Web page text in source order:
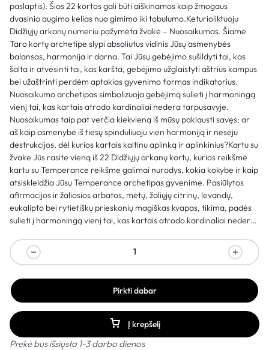
paslaptis). Šios 22 kortos gali būti aiškinamos kaip žmogaus
dvasinio augimo kelias nuo gimimo iki tobulumo.Keturioliktuoju
Didžiųjų arkanų numeriu pažymėta žvakė – Nuosaikumas. Šiame
Taro kortų archetipe slypi absoliutus vidinis Jūsų asmenybės
balansas, harmonija ir darna. Tai Jūsų gebėjimo sušildyti tai, kas
šalta ir atvėsinti tai, kas karšta, gebėjimo užglaistyti aštrius kampus
bei užaštrinti perdėm aptakias gyvenimo formas indikatorius.
Nuosaikumo archetipas simbolizuoja gebėjimą sulieti į harmoningą
vienį tai, kas kartais atrodo kardinaliai nedera tarpusavyje.
Nuosaikumas taip pat verčia kiekvieną iš mūsų paklausti savęs: ar
aš kaip asmenybė iš tiesų spinduliuoju vien harmoniją ir nesėju
destrukcijos, dėl kurios kartais kaltinu aplinką ir aplinkinius?Kartu su
žvake Jūs rasite vieną iš 22 Didžiųjų arkanų kortų, kurios reikšmė
kartu su Temperance reikšme galimai nurodys, kokia kokybe ir kaip
atsiskleidžia Jūsų Temperance archetipas gyvenime. Pasiūlytos
afirmacijos ir žaliosios arbatos, mėtų, žaliųjų citrinų, levandų,
eukalipto bei rytietiškų prieskonių magiškas kvapas, tikima, padės
sulieti į harmoningą vienį tai, kas kartais atrodo kardinaliai nedera
Į krepšelį
Pirkti dabar
Prekė bus išsiųsta 1-3 darbo dienos